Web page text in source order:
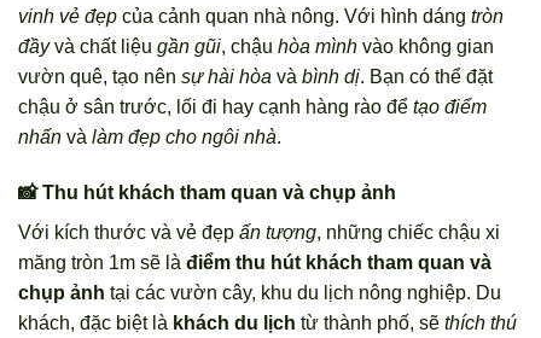
vinh vẻ đẹp của cảnh quan nhà nông. Với hình dáng tròn
đầyvà chất liệu gần gũi, chậu hòa mình vào không gian
vườn quê, tạo nên sự hài hòa và bình dị. Bạn có thể đặt
chậu ở sân trước, lối đi hay cạnh hàng rào để tạo điểm
nhấn và làm đẹp cho ngôi nhà.
📸 Thu hút khách tham quan và chụp ảnh
Với kích thước và vẻ đẹp ấn tượng, những chiếc chậu xi
măng tròn 1m sẽ là điểm thu hút khách tham quan và
chụp ảnh tại các vườn cây, khu du lịch nông nghiệp. Du
khách, đặc biệt là khách du lịch từ thành phố, sẽ thích thú